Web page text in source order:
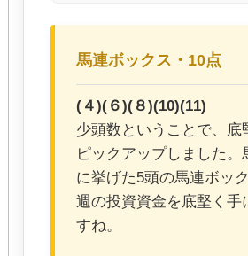
馬連ボックス・10点
(４)(６)(８)(10)(11)
少頭数ということで、底
ピックアップしました。
に挙げた5頭の馬連ボッ
週の投資資金を底堅く手
すね。